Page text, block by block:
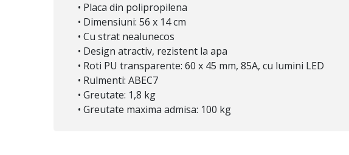
• Placa din polipropilena
• Dimensiuni: 56 х 14 cm
• Cu strat nealunecos
• Design atractiv, rezistent la apa
• Roti PU transparente: 60 х 45 mm, 85A, cu lumini LED
• Rulmenti: ABEC7
• Greutate: 1,8 kg
• Greutate maxima admisa: 100 kg